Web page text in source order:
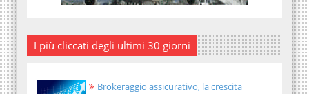
I più cliccati degli ultimi 30 giorni
Brokeraggio assicurativo, la crescita